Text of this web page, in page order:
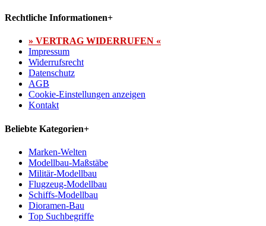
Rechtliche Informationen+
» VERTRAG WIDERRUFEN «
Impressum
Widerrufsrecht
Datenschutz
AGB
Cookie-Einstellungen anzeigen
Kontakt
Beliebte Kategorien+
Marken-Welten
Modellbau-Maßstäbe
Militär-Modellbau
Flugzeug-Modellbau
Schiffs-Modellbau
Dioramen-Bau
Top Suchbegriffe